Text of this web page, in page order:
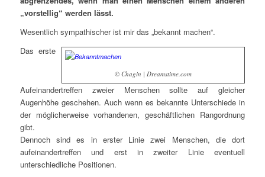
„vorstellig“ werden lässt.
Wesentlich sympathischer ist mir das „bekannt machen“.
© Chagin | Dreamstime.com
Das erste
Aufeinandertreffen zweier Menschen sollte auf gleicher
Augenhöhe geschehen. Auch wenn es bekannte Unterschiede in
der möglicherweise vorhandenen, geschäftlichen Rangordnung
gibt.
Dennoch sind es in erster Linie zwei Menschen, die dort
aufeinandertreffen und erst in zweiter Linie eventuell
unterschiedliche Positionen.